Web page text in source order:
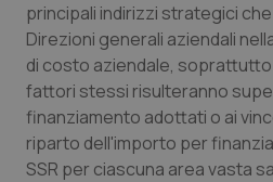
Oncologia & Nutrizione
Psoriasi & pelle
Quotidiano Cardiologia
principali indirizzi strategici
Direzioni generali aziendali
di costo aziendale,
fattori stessi risulteranno
finanziamento adottati o ai
riparto dell'importo per
SSR per ciascuna area vasta